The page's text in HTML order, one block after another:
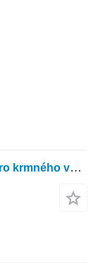
Další elektrické součásti ledningsnet pro krmného vozu BvL V-Mix20 Plus